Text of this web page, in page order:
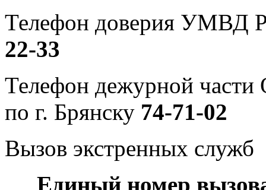
Телефон доверия УМВД
22-33
Телефон дежурной
по г. Брянску 74-71-02
Вызов экстренных служб
Единый номер